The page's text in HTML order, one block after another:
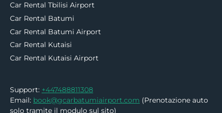
Car Rental Tbilisi Airport
Car Rental Batumi
Car Rental Batumi Airport
Car Rental Kutaisi
Car Rental Kutaisi Airport
Support: +447488811308
Email: book@gcarbatumiairport.com (Prenotazione auto
solo tramite il modulo sul sito)